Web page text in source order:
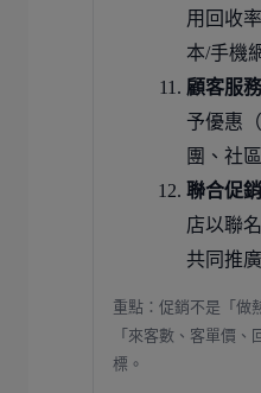
用回收
本/手機
顧客服務
予優惠
團、社
聯合促銷
店以聯
共同推廣
重點：促銷不是「做
「來客數、客單價
標。